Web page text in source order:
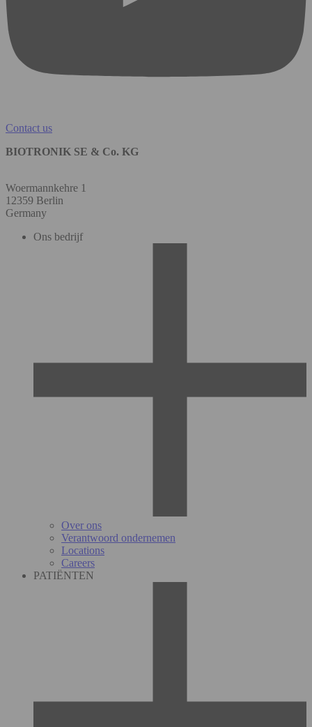
Contact us
BIOTRONIK SE & Co. KG
Woermannkehre 1
12359 Berlin
Germany
Ons bedrijf
Over ons
Verantwoord ondernemen
Locations
Careers
PATIËNTEN